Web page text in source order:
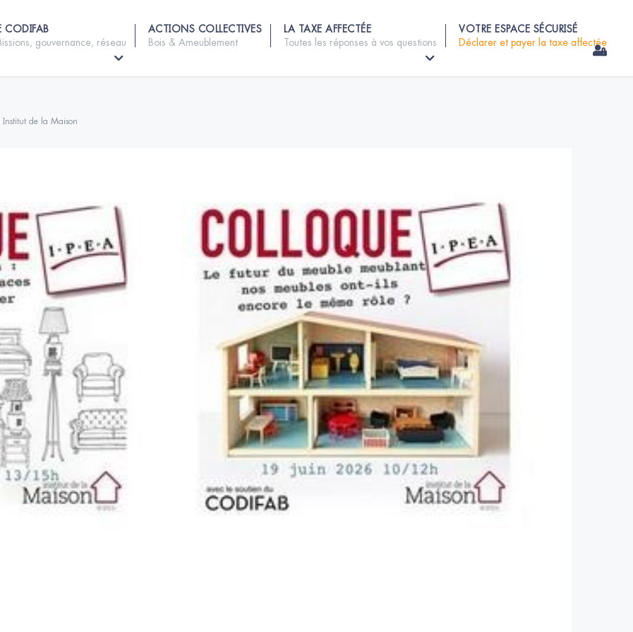
CODIFAB
gouvernance, réseau
ACTIONS COLLECTIVES
Bois & Ameublement
LA TAXE AFFECTÉE
Toutes les réponses à vos questions
VOTRE ESPACE SÉCURISÉ
Déclarer et payer la taxe affectée
de la Maison